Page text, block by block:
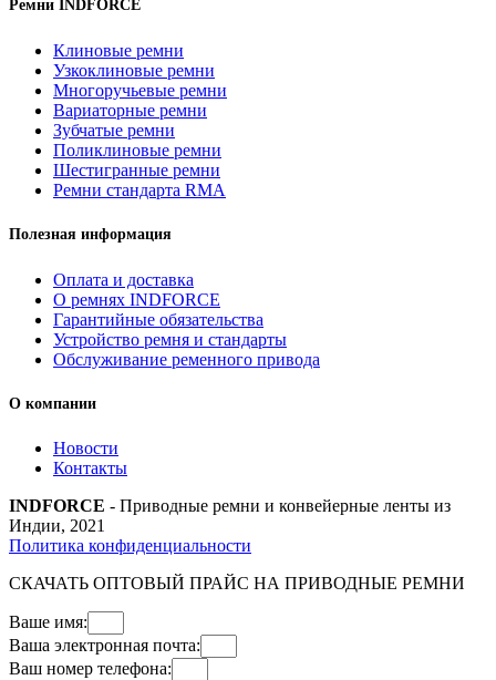
Ремни INDFORCE
Клиновые ремни
Узкоклиновые ремни
Многоручьевые ремни
Вариаторные ремни
Зубчатые ремни
Поликлиновые ремни
Шестигранные ремни
Ремни стандарта RMA
Полезная информация
Оплата и доставка
О ремнях INDFORCE
Гарантийные обязательства
Устройство ремня и стандарты
Обслуживание ременного привода
О компании
Новости
Контакты
INDFORCE - Приводные ремни и конвейерные ленты из
Индии, 2021
Политика конфиденциальности
СКАЧАТЬ ОПТОВЫЙ ПРАЙС НА ПРИВОДНЫЕ РЕМНИ
Ваше имя:
Ваша электронная почта:
Ваш номер телефона: